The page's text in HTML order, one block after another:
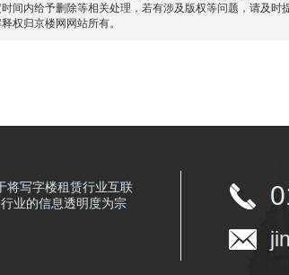
间内给予删除等相关处理，若有涉及版权等问题，请及
权归京楼网网站所有。
将写字楼租赁行业互联
行业的信息透明度为宗